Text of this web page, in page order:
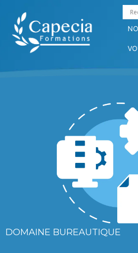
principal
DOMAINE BUREAUTIQUE